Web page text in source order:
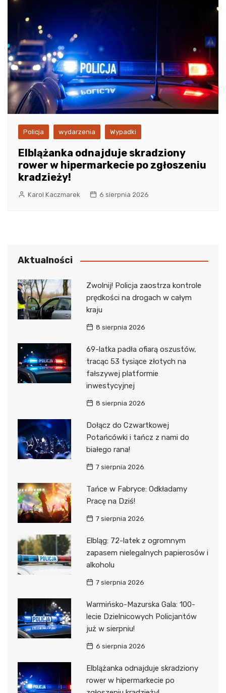
Policja wydarzenia Wypadki
Elblążanka odnajduje skradziony
rower w hipermarkecie po zgłoszeniu
kradzieży!
Karol Kaczmarek 6 sierpnia 2026
Aktualności
Zwolnij! Policja zaostrza kontrole
prędkości na drogach w całym
kraju
8 sierpnia 2026
69-latka padła ofiarą oszustów,
tracąc 53 tysiące złotych na
fałszywej platformie
inwestycyjnej
8 sierpnia 2026
Dołącz do Czwartkowej
Potańcówki i tańcz z nami do
białego rana!
7 sierpnia 2026
Tańce w Fabryce: Odkładamy
Pracę na Dziś!
7 sierpnia 2026
Elbląg: 72-latek z ogromnym
zapasem nielegalnych papierosów i
alkoholu
7 sierpnia 2026
Warmińsko-Mazurska Gala: 100-
lecie Dzielnicowych Policjantów
już w sierpniu!
6 sierpnia 2026
Elblążanka odnajduje skradziony
rower w hipermarkecie po